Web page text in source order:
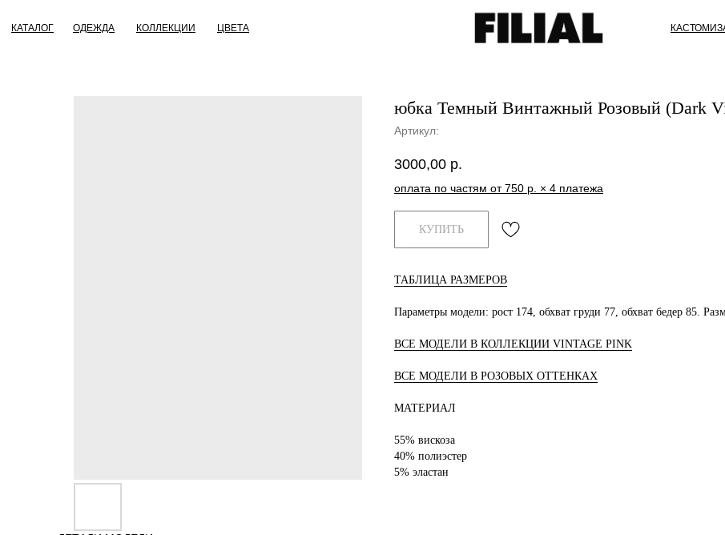
ЦВЕТА
КОЛЛЕКЦИИ
ОДЕЖДА
КАТАЛОГ
юбка Темный Винтажный Розовый (Dark
Артикул:
3000,00 р.
оплата по частям от 750 р. × 4 платежа
КУПИТЬ
ТАБЛИЦА РАЗМЕРОВ
Параметры модели: рост 174, обхват груди 77, обхват бедер 85.
ВСЕ МОДЕЛИ В КОЛЛЕКЦИИ VINTAGE PINK
ВСЕ МОДЕЛИ В РОЗОВЫХ ОТТЕНКАХ
МАТЕРИАЛ
55% вискоза
40% полиэстер
5% эластан